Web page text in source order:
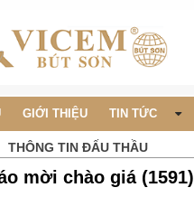
GIỚI THIỆU TIN TỨC
THÔNG TIN ĐẤU THẦU
mời chào giá (1591)